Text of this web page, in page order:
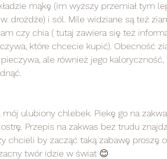
mąkę (im wyższy przemiał tym
drożdże) i sól. Mile widziane są też
czy chia ( tutaj zawiera się też
które chcecie kupić). Obecność
ale również jego
ulubiony chlebek. Piekę go na
Przepis na zakwas bez trudu
chcieli by zacząć taką zabawę proszę
twór idzie w świat 😊